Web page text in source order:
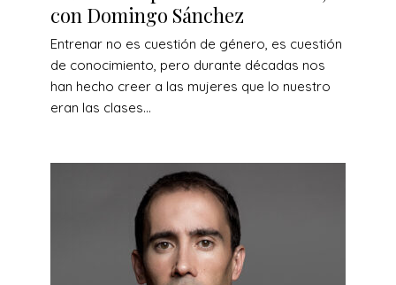
con Domingo Sánchez
Entrenar no es cuestión de género, es cuestión
de conocimiento, pero durante décadas nos
han hecho creer a las mujeres que lo nuestro
eran las clases...